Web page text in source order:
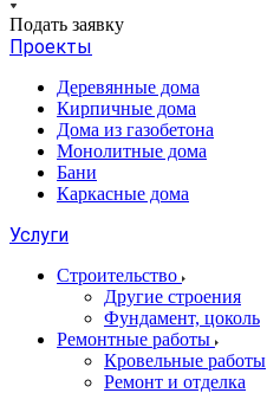
Подать заявку
Проекты
Деревянные дома
Кирпичные дома
Дома из газобетона
Монолитные дома
Бани
Каркасные дома
Услуги
Строительство
Другие строения
Фундамент, цоколь
Ремонтные работы
Кровельные работы
Ремонт и отделка